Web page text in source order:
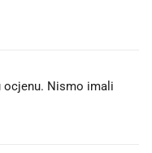
ocjenu. Nismo imali